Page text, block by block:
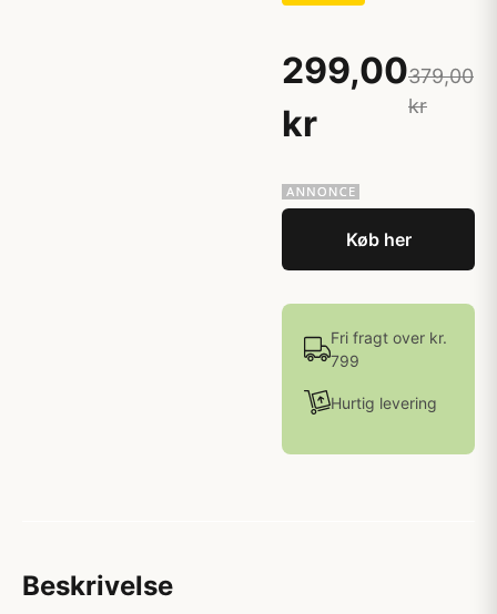
299,00
kr
379,00
kr
Køb her
Fri fragt over kr.
799
Hurtig levering
Beskrivelse